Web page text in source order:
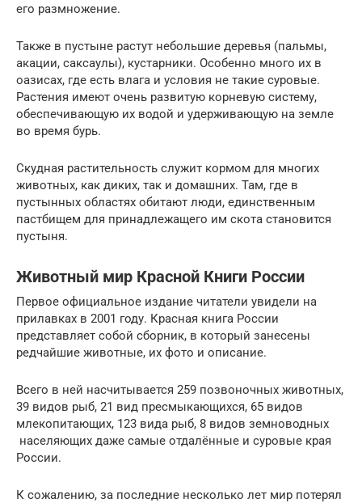
его размножение.
Также в пустыне растут небольшие деревья (пальмы,
акации, саксаулы), кустарники. Особенно много их в
оазисах, где есть влага и условия не такие суровые.
Растения имеют очень развитую корневую систему,
обеспечивающую их водой и удерживающую на земле
во время бурь.
Скудная растительность служит кормом для многих
животных, как диких, так и домашних. Там, где в
пустынных областях обитают люди, единственным
пастбищем для принадлежащего им скота становится
пустыня.
Животный мир Красной Книги России
Первое официальное издание читатели увидели на
прилавках в 2001 году. Красная книга России
представляет собой сборник, в который занесены
редчайшие животные, их фото и описание.
Всего в ней насчитывается 259 позвоночных животных,
39 видов рыб, 21 вид пресмыкающихся, 65 видов
млекопитающих, 123 вида рыб, 8 видов земноводных
населяющих даже самые отдалённые и суровые края
России.
К сожалению, за последние несколько лет мир потерял